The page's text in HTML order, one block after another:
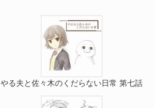
やる夫と佐々木のくだらない日常 第七話